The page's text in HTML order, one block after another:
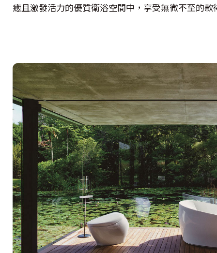
癒且激發活力的優質衛浴空間中，享受無微不至的款